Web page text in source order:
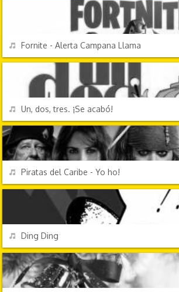
REPRODUCIR
Fornite - Alerta Campana Llama
REPRODUCIR
Un, dos, tres. ¡Se acabó!
REPRODUCIR
Piratas del Caribe - Yo ho!
REPRODUCIR
Ding Ding